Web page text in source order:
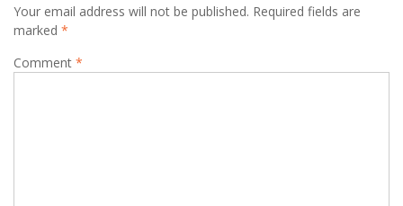
Your email address will not be published. Required fields are
marked *
Comment *